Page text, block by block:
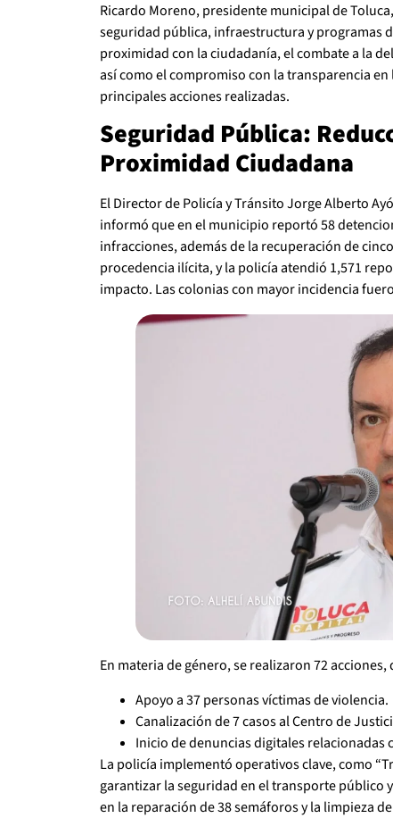
Ricardo Moreno, presidente municipal de
seguridad pública, infraestructura y programas
proximidad con la ciudadanía, el combate a la
así como el compromiso con la transparencia
principales acciones realizadas.
Seguridad Pública:
Proximidad Ciudadana
El Director de Policía y Tránsito Jorge Alberto
informó que en el municipio reportó 58
infracciones, además de la recuperación de
procedencia ilícita, y la policía atendió 1,571
impacto. Las colonias con mayor incidencia
En materia de género, se realizaron 72 acciones,
Apoyo a 37 personas víctimas de violencia.
Canalización de 7 casos al Centro de
Inicio de denuncias digitales relacionadas
La policía implementó operativos clave, como
garantizar la seguridad en el transporte público
en la reparación de 38 semáforos y la limpieza